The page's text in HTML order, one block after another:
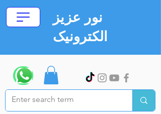
نور عزیز
الکترونیک